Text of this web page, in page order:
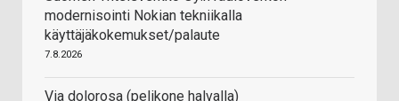
modernisointi Nokian tekniikalla
käyttäjäkokemukset/palaute
7.8.2026
Via dolorosa (pelikone halvalla)